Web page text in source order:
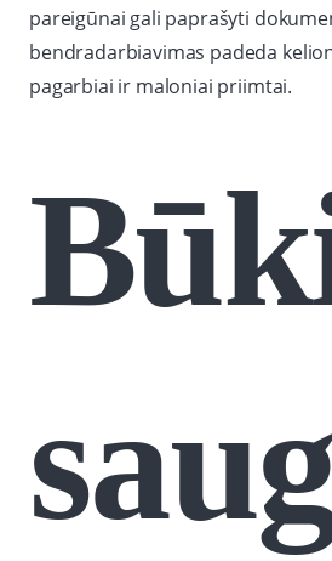
pareigūnai gali paprašyti
bendradarbiavimas padeda
pagarbiai ir maloniai priimtai.